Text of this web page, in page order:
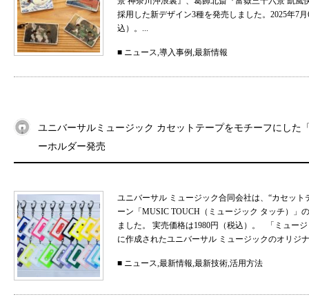
採用した新デザイン3種を発売しました。2025年7
込）。...
■ ニュース,導入事例,最新情報
ユニバーサルミュージック カセットテープをモチーフにした
ーホルダー発売
ユニバーサル ミュージック合同会社は、“カセッ
ーン「MUSIC TOUCH（ミュージック タッチ）」
ました。 実売価格は1980円（税込）。 「ミュー
に作成されたユニバーサル ミュージックのオリジ
■ ニュース,最新情報,最新技術,活用方法